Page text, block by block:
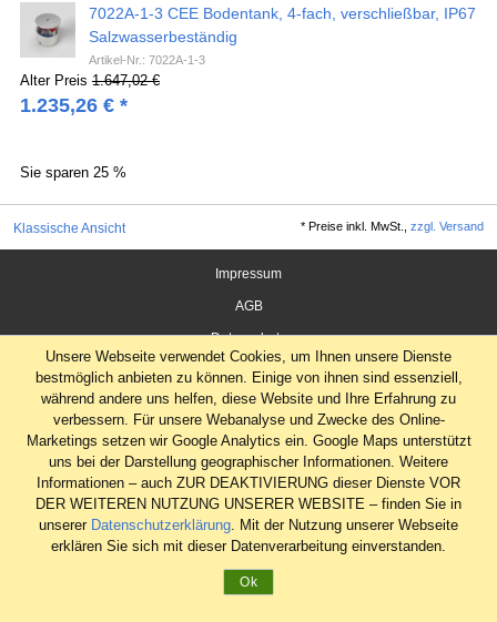
7022A-1-3 CEE Bodentank, 4-fach, verschließbar, IP67
Salzwasserbeständig
Artikel-Nr.: 7022A-1-3
Alter Preis 1.647,02 €
1.235,26 €*
Sie sparen 25 %
Klassische Ansicht *Preise inkl. MwSt.,zzgl. Versand
Impressum
AGB
Datenschutz
Widerrufsrecht
Unsere Webseite verwendet Cookies, um Ihnen unsere Dienste
bestmöglich anbieten zu können. Einige von ihnen sind essenziell,
während andere uns helfen, diese Website und Ihre Erfahrung zu
verbessern. Für unsere Webanalyse und Zwecke des Online-
Marketings setzen wir Google Analytics ein. Google Maps unterstützt
uns bei der Darstellung geographischer Informationen. Weitere
Informationen – auch ZUR DEAKTIVIERUNG dieser Dienste VOR
DER WEITEREN NUTZUNG UNSERER WEBSITE – finden Sie in
unserer Datenschutzerklärung. Mit der Nutzung unserer Webseite
erklären Sie sich mit dieser Datenverarbeitung einverstanden.
Ok